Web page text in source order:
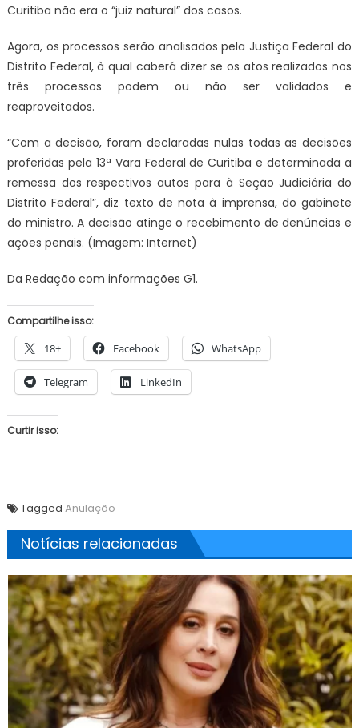
Curitiba não era o “juiz natural” dos casos.
Agora, os processos serão analisados pela Justiça Federal do
Distrito Federal, à qual caberá dizer se os atos realizados nos
três processos podem ou não ser validados e
reaproveitados.
“Com a decisão, foram declaradas nulas todas as decisões
proferidas pela 13ª Vara Federal de Curitiba e determinada a
remessa dos respectivos autos para à Seção Judiciária do
Distrito Federal”, diz texto de nota à imprensa, do gabinete
do ministro. A decisão atinge o recebimento de denúncias e
ações penais. (Imagem: Internet)
Da Redação com informações G1.
Compartilhe isso:
18+ Facebook WhatsApp
Telegram LinkedIn
Curtir isso:
Tagged Anulação
Notícias relacionadas